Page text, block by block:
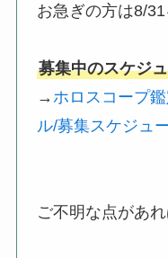
お急ぎの方は8/
募集中のスケジ
→ ホロスコープ
ル/募集スケジュ
ご不明な点があ